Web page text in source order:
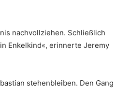
nachvollziehen. Schließlich
Enkelkind«, erinnerte Jeremy
stehenbleiben. Den Gang